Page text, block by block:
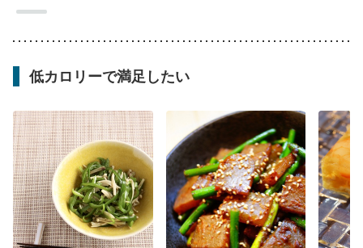
低カロリーで満足したい